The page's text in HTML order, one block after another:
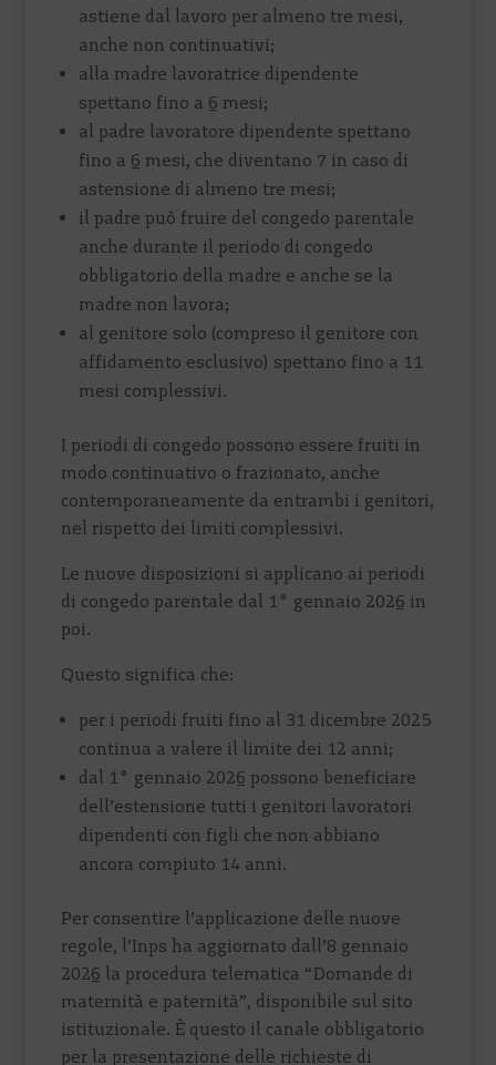
astiene dal lavoro per almeno tre mesi,
anche non continuativi;
alla madre lavoratrice dipendente
spettano fino a 6 mesi;
al padre lavoratore dipendente spettano
fino a 6 mesi, che diventano 7 in caso di
astensione di almeno tre mesi;
il padre può fruire del congedo parentale
anche durante il periodo di congedo
obbligatorio della madre e anche se la
madre non lavora;
al genitore solo (compreso il genitore con
affidamento esclusivo) spettano fino a 11
mesi complessivi.
I periodi di congedo possono essere fruiti in
modo continuativo o frazionato, anche
contemporaneamente da entrambi i genitori,
nel rispetto dei limiti complessivi.
Le nuove disposizioni si applicano ai periodi
di congedo parentale dal 1° gennaio 2026 in
poi.
Questo significa che:
per i periodi fruiti fino al 31 dicembre 2025
continua a valere il limite dei 12 anni;
dal 1° gennaio 2026 possono beneficiare
dell’estensione tutti i genitori lavoratori
dipendenti con figli che non abbiano
ancora compiuto 14 anni.
Per consentire l’applicazione delle nuove
regole, l’Inps ha aggiornato dall’8 gennaio
2026 la procedura telematica “Domande di
maternità e paternità”, disponibile sul sito
istituzionale. È questo il canale obbligatorio
per la presentazione delle richieste di